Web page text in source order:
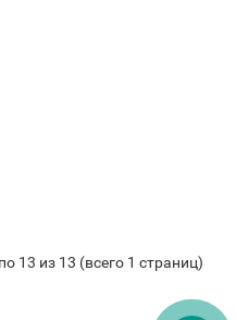
13 из 13 (всего 1 страниц)